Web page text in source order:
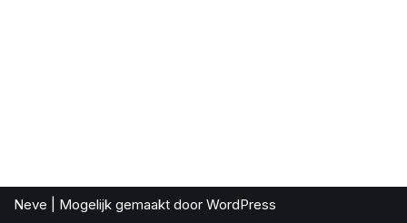
Neve | Mogelijk gemaakt door WordPress